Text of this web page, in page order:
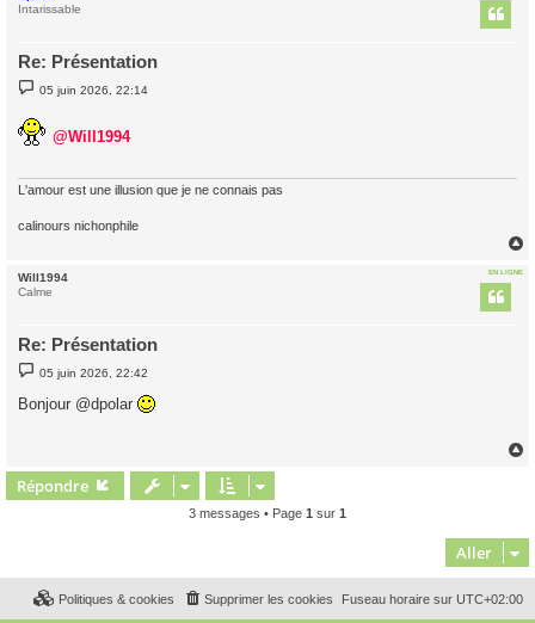
Intarissable
Re: Présentation
M
e
s
a
05 juin 2026, 22:14
@Will1994
L'amour est une illusion que je ne connais pas
calinours nichonphile
EN LIGNE
Will1994
Calme
Re: Présentation
M
e
s
05 juin 2026, 22:42
Bonjour @dpolar
Répondre
3 messages • Page 1 sur 1
Aller
Fuseau horaire sur UTC+02:00
Supprimer les cookies
Politiques & cookies